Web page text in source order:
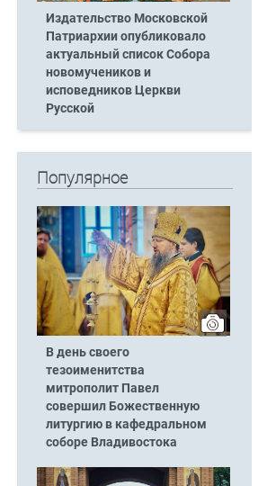
Издательство Московской
Патриархии опубликовало
актуальный список Собора
новомучеников и
исповедников Церкви
Русской
Популярное
В день своего
тезоименитства
митрополит Павел
совершил Божественную
литургию в кафедральном
соборе Владивостока